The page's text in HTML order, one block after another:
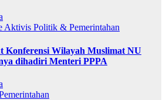
Aktivis Politik & Pemerintahan
Konferensi Wilayah Muslimat NU
dihadiri Menteri PPPA